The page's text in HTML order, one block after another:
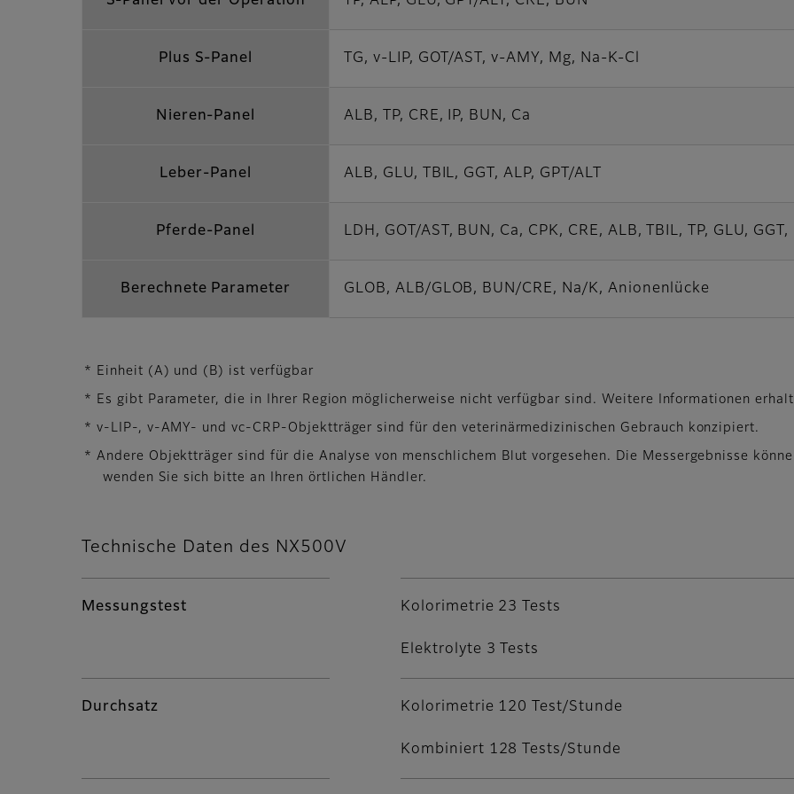
Plus S-Panel TG, v-LIP, GOT/AST, v-AMY, Mg, Na-K-Cl
Nieren-Panel ALB, TP, CRE, IP, BUN, Ca
Leber-Panel ALB, GLU, TBIL, GGT, ALP, GPT/ALT
Pferde-Panel LDH, GOT/AST, BUN, Ca, CPK, CRE, ALB, TBIL, TP, GLU, GGT,
Berechnete Parameter GLOB, ALB/GLOB, BUN/CRE, Na/K, Anionenlücke
* Einheit (A) und (B) ist verfügbar
* Es gibt Parameter, die in Ihrer Region möglicherweise nicht verfügbar sind. Weitere Informationen
* v-LIP-, v-AMY- und vc-CRP-Objektträger sind für den veterinärmedizinischen Gebrauch konzipiert.
* Andere Objektträger sind für die Analyse von menschlichem Blut vorgesehen. Die Messergebnisse
wenden Sie sich bitte an Ihren örtlichen Händler.
Technische Daten des NX500V
Messungstest Kolorimetrie 23 Tests
Elektrolyte 3 Tests
Durchsatz Kolorimetrie 120 Test/Stunde
Kombiniert 128 Tests/Stunde